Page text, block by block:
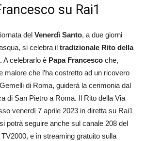
su Rai1
del Venerdì Santo, a due giorni
si celebra il tradizionale Rito della
. A celebrarlo è Papa Francesco che,
malore che l’ha costretto ad un ricovero
di Roma, guiderà la cerimonia dal
di San Pietro a Roma. Il Rito della Via
venerdì 7 aprile 2023 in diretta su Rai1
potrà seguire anche sul canale 208 del
e in streaming gratuito sulla